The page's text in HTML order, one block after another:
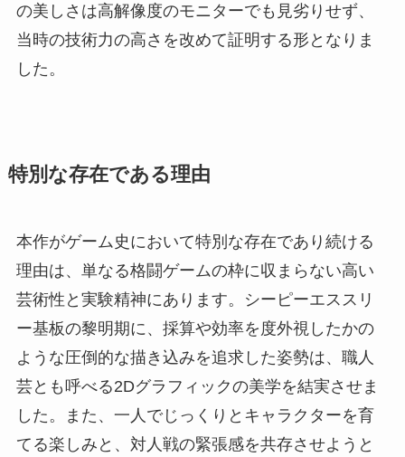
の美しさは高解像度のモニターでも見劣りせず、
当時の技術力の高さを改めて証明する形となりま
した。
特別な存在である理由
本作がゲーム史において特別な存在であり続ける
理由は、単なる格闘ゲームの枠に収まらない高い
芸術性と実験精神にあります。シーピーエススリ
ー基板の黎明期に、採算や効率を度外視したかの
ような圧倒的な描き込みを追求した姿勢は、職人
芸とも呼べる2Dグラフィックの美学を結実させま
した。また、一人でじっくりとキャラクターを育
てる楽しみと、対人戦の緊張感を共存させようと